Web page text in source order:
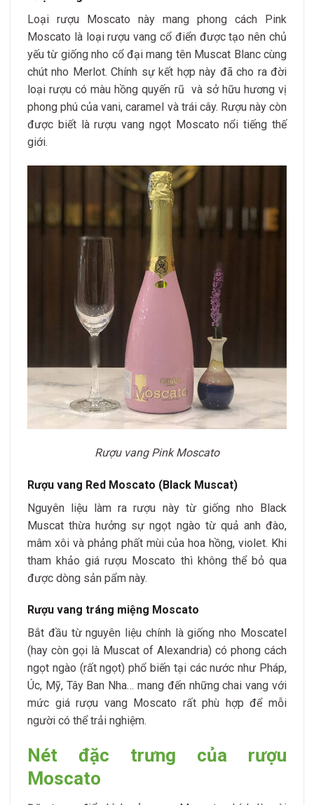
Loại rượu Moscato này mang phong cách Pink
Moscato là loại rượu vang cổ điển được tạo nên chủ
yếu từ giống nho cổ đại mang tên Muscat Blanc cùng
chút nho Merlot. Chính sự kết hợp này đã cho ra đời
loại rượu có màu hồng quyến rũ và sở hữu hương vị
phong phú của vani, caramel và trái cây. Rượu này còn
được biết là rượu vang ngọt Moscato nổi tiếng thế
giới.
Rượu vang Pink Moscato
Rượu vang Red Moscato (Black Muscat)
Nguyên liệu làm ra rượu này từ giống nho Black
Muscat thừa hưởng sự ngọt ngào từ quả anh đào,
mâm xôi và phảng phất mùi của hoa hồng, violet. Khi
tham khảo giá rượu Moscato thì không thể bỏ qua
được dòng sản pẩm này.
Rượu vang tráng miệng Moscato
Bắt đầu từ nguyên liệu chính là giống nho Moscatel
(hay còn gọi là Muscat of Alexandria) có phong cách
ngọt ngào (rất ngọt) phổ biến tại các nước như Pháp,
Úc, Mỹ, Tây Ban Nha… mang đến những chai vang với
mức giá rượu vang Moscato rất phù hợp để mỗi
người có thể trải nghiệm.
Nét đặc trưng của rượu
Moscato